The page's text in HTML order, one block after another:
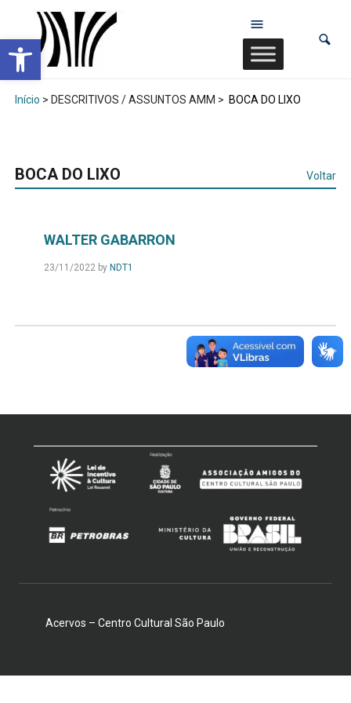
Abrir a barra de ferramentas
Início > DESCRITIVOS / ASSUNTOS AMM > BOCA DO LIXO
BOCA DO LIXO Voltar
WALTER GABARRON
23/11/2022by NDT1
Acervos – Centro Cultural São Paulo